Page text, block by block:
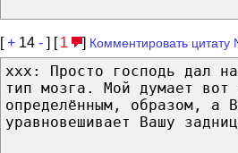
[+ 14 - ] [ 1 ] Комментировать
ххх: Просто господь дал
тип мозга. Мой думает вот
определённым, образом, а
уравновешивает Вашу